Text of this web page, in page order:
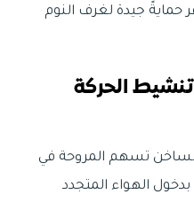
حمايةً جيدة لغرف النوم
الحركة
تسهم المروحة في
الهواء المتجدد